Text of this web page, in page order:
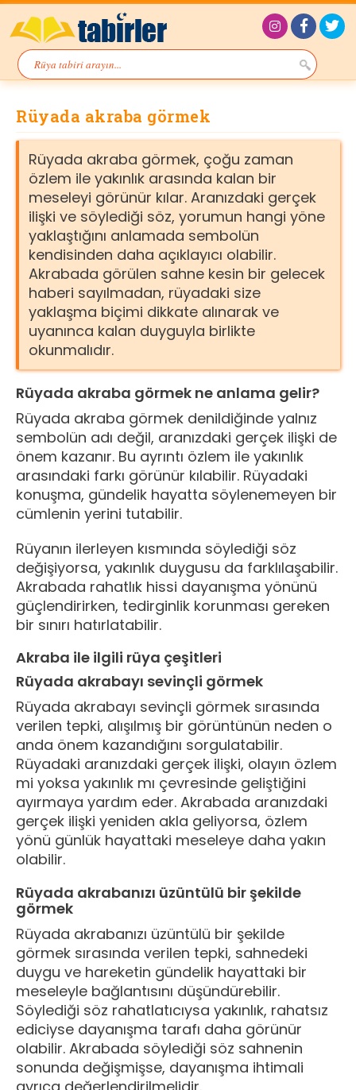
Rüyada akraba görmek
Rüyada akraba görmek, çoğu zaman
özlem ile yakınlık arasında kalan bir
meseleyi görünür kılar. Aranızdaki gerçek
ilişki ve söylediği söz, yorumun hangi yöne
yaklaştığını anlamada sembolün
kendisinden daha açıklayıcı olabilir.
Akrabada görülen sahne kesin bir gelecek
haberi sayılmadan, rüyadaki size
yaklaşma biçimi dikkate alınarak ve
uyanınca kalan duyguyla birlikte
okunmalıdır.
Rüyada akraba görmek ne anlama gelir?
Rüyada akraba görmek denildiğinde yalnız
sembolün adı değil, aranızdaki gerçek ilişki de
önem kazanır. Bu ayrıntı özlem ile yakınlık
arasındaki farkı görünür kılabilir. Rüyadaki
konuşma, gündelik hayatta söylenemeyen bir
cümlenin yerini tutabilir.
Rüyanın ilerleyen kısmında söylediği söz
değişiyorsa, yakınlık duygusu da farklılaşabilir.
Akrabada rahatlık hissi dayanışma yönünü
güçlendirirken, tedirginlik korunması gereken
bir sınırı hatırlatabilir.
Akraba ile ilgili rüya çeşitleri
Rüyada akrabayı sevinçli görmek
Rüyada akrabayı sevinçli görmek sırasında
verilen tepki, alışılmış bir görüntünün neden o
anda önem kazandığını sorgulatabilir.
Rüyadaki aranızdaki gerçek ilişki, olayın özlem
mi yoksa yakınlık mı çevresinde geliştiğini
ayırmaya yardım eder. Akrabada aranızdaki
gerçek ilişki yeniden akla geliyorsa, özlem
yönü günlük hayattaki meseleye daha yakın
olabilir.
Rüyada akrabanızı üzüntülü bir şekilde
görmek
Rüyada akrabanızı üzüntülü bir şekilde
görmek sırasında verilen tepki, sahnedeki
duygu ve hareketin gündelik hayattaki bir
meseleyle bağlantısını düşündürebilir.
Söylediği söz rahatlatıcıysa yakınlık, rahatsız
ediciyse dayanışma tarafı daha görünür
olabilir. Akrabada söylediği söz sahnenin
sonunda değişmişse, dayanışma ihtimali